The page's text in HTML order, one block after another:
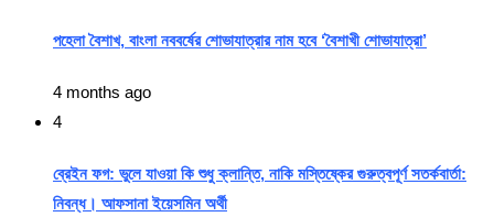
পহেলা বৈশাখ, বাংলা নববর্ষের শোভাযাত্রার নাম হবে ‘বৈশাখী শোভাযাত্রা’
4 months ago
4
ব্রেইন ফগ: ভুলে যাওয়া কি শুধু ক্লান্তি, নাকি মস্তিষ্কের গুরুত্বপূর্ণ সতর্কবার্তা:
নিবন্ধ। আফসানা ইয়েসমিন অর্থী